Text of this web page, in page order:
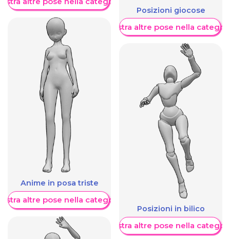
Anime in posa triste
altre pose nella categoria
Posizioni giocose
Mostra altre pose nella
Posizioni in bilico
Mostra altre pose nella